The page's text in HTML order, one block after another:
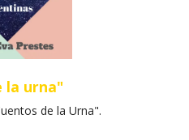
la urna"
de la Urna".